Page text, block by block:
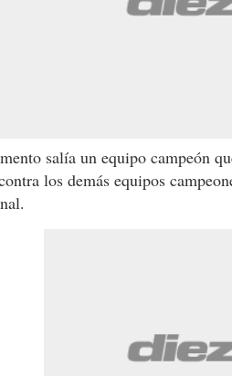
salía un equipo campeón
los demás equipos